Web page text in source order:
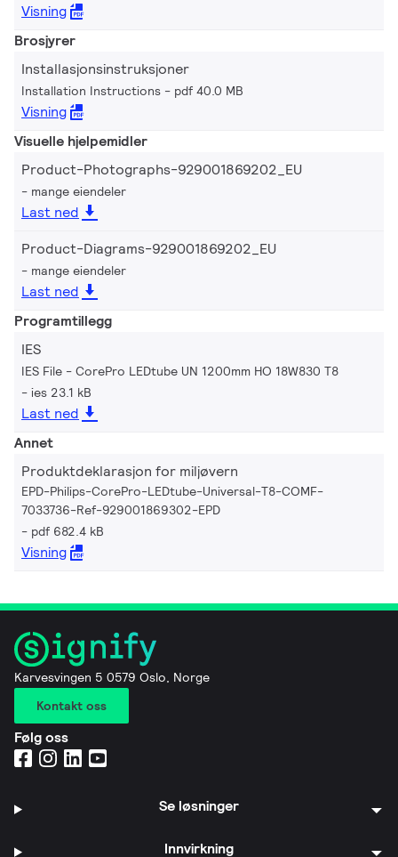
Visning
Brosjyrer
Installasjonsinstruksjoner
Installation Instructions pdf 40.0 MB
Visning
Visuelle hjelpemidler
Product-Photographs-929001869202_EU
mange eiendeler
Last ned
Product-Diagrams-929001869202_EU
mange eiendeler
Last ned
Programtillegg
IES
IES File - CorePro LEDtube UN 1200mm HO 18W830 T8
ies 23.1 kB
Last ned
Annet
Produktdeklarasjon for miljøvern
EPD-Philips-CorePro-LEDtube-Universal-T8-COMF-
7033736-Ref-929001869302-EPD
pdf 682.4 kB
Visning
Karvesvingen 5 0579 Oslo, Norge
Kontakt oss
Følg oss
Se løsninger
Innvirkning